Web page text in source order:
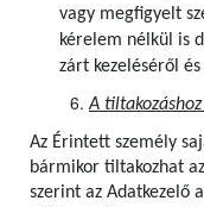
vagy megfigyelt
kérelem nélkül is
zárt kezeléséről
A
Az Érintett személy
bármikor tiltakozhat
szerint az Adatkezelő